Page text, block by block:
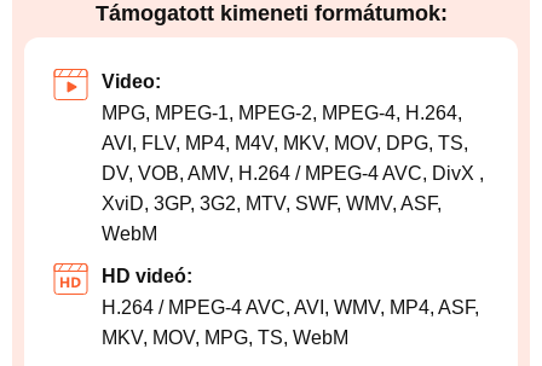
Támogatott kimeneti formátumok:
Video:
MPG, MPEG-1, MPEG-2, MPEG-4, H.264,
AVI, FLV, MP4, M4V, MKV, MOV, DPG, TS,
DV, VOB, AMV, H.264 / MPEG-4 AVC, DivX ,
XviD, 3GP, 3G2, MTV, SWF, WMV, ASF,
WebM
HD videó:
H.264 / MPEG-4 AVC, AVI, WMV, MP4, ASF,
MKV, MOV, MPG, TS, WebM